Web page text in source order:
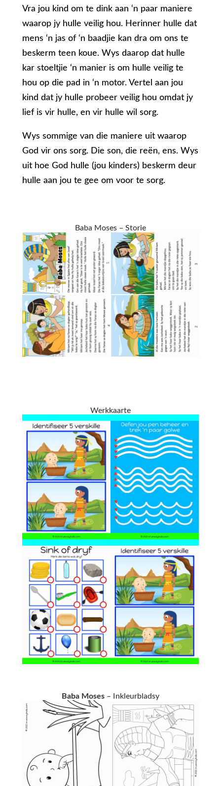
Vra jou kind om te dink aan ‘n paar maniere
waarop jy hulle veilig hou. Herinner hulle dat
mens ‘n jas of ‘n baadjie kan dra om ons te
beskerm teen koue. Wys daarop dat hulle
kar stoeltjie ‘n manier is om hulle veilig te
hou op die pad in ‘n motor. Vertel aan jou
kind dat jy hulle probeer veilig hou omdat jy
lief is vir hulle, en vir hulle wil sorg.
Wys sommige van die maniere uit waarop
God vir ons sorg. Die son, die reën, ens. Wys
uit hoe God hulle (jou kinders) beskerm deur
hulle aan jou te gee om voor te sorg.
Baba Moses – Storie
Werkkaarte
Baba Moses– Inkleurbladsy